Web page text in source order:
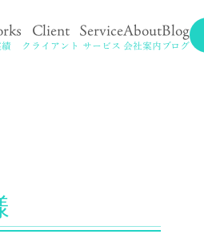
Client
クライアント
Service
サービス
About
会社案内
Blog
ブログ